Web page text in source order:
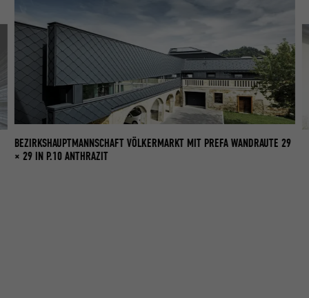
BEZIRKSHAUPTMANNSCHAFT VÖLKERMARKT MIT PREFA WANDRAUTE 29
× 29 IN P.10 ANTHRAZIT